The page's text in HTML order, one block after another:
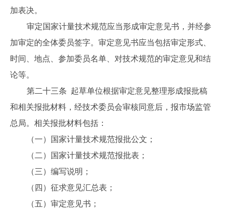
加表决。
审定国家计量技术规范应当形成审定意见书，并经参
加审定的全体委员签字。审定意见书应当包括审定形式、
时间、地点、参加委员名单、对技术规范的审定意见和结
论等。
第二十三条 起草单位根据审定意见整理形成报批稿
和相关报批材料，经技术委员会审核同意后，报市场监管
总局。相关报批材料包括：
（一）国家计量技术规范报批公文；
（二）国家计量技术规范报批表；
（三）编写说明；
（四）征求意见汇总表；
（五）审定意见书；